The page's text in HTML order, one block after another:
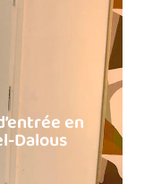
en
Dalous